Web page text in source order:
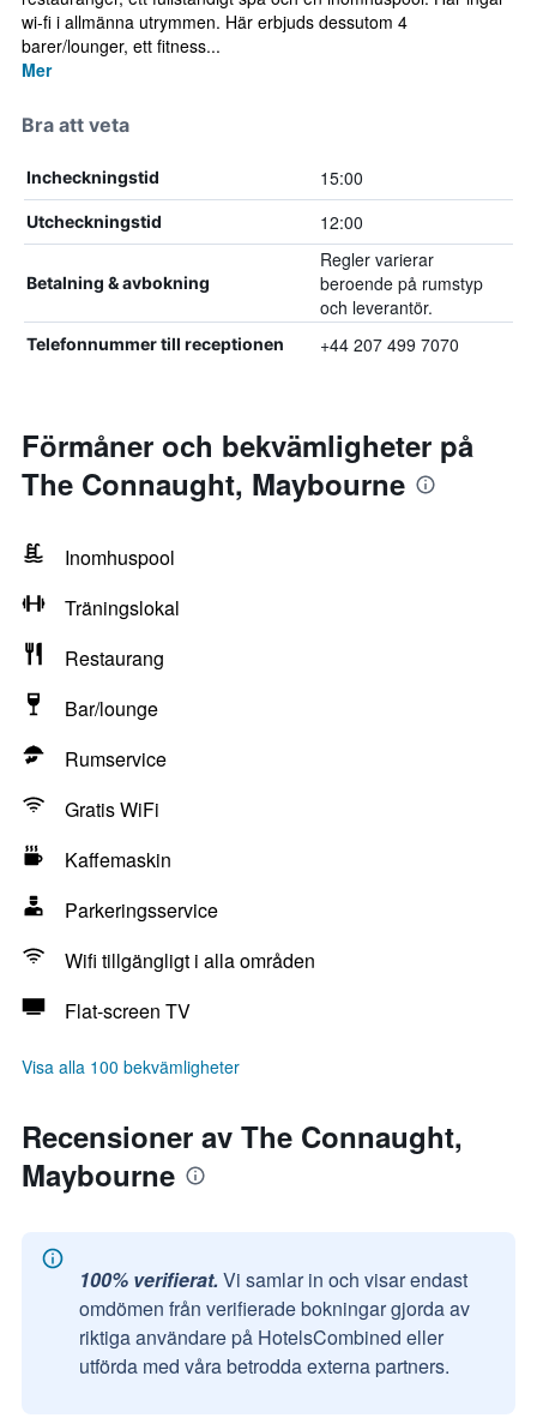
wi-fi i allmänna utrymmen. Här erbjuds dessutom 4
barer/lounger, ett fitness...
Mer
Bra att veta
Incheckningstid 15:00
Utcheckningstid 12:00
Betalning & avbokning
Regler varierar
beroende på rumstyp
och leverantör.
Telefonnummer till receptionen +44 207 499 7070
Förmåner och bekvämligheter på
The Connaught, Maybourne
Inomhuspool
Träningslokal
Restaurang
Bar/lounge
Rumservice
Gratis WiFi
Kaffemaskin
Parkeringsservice
Wifi tillgängligt i alla områden
Flat-screen TV
Visa alla 100 bekvämligheter
Recensioner av The Connaught,
Maybourne
100% verifierat. Vi samlar in och visar endast
omdömen från verifierade bokningar gjorda av
riktiga användare på HotelsCombined eller
utförda med våra betrodda externa partners.